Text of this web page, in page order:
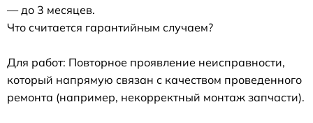
— до 3 месяцев.
Что считается гарантийным случаем?
Для работ: Повторное проявление неисправности,
который напрямую связан с качеством проведенного
ремонта (например, некорректный монтаж запчасти).